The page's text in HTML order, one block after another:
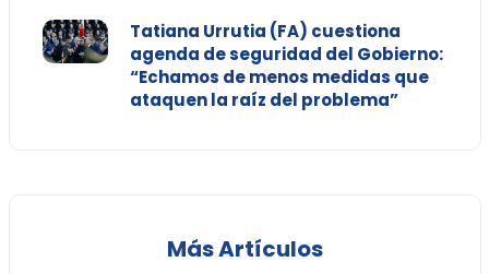
Tatiana Urrutia (FA) cuestiona
agenda de seguridad del Gobierno:
“Echamos de menos medidas que
ataquen la raíz del problema”
Más Artículos